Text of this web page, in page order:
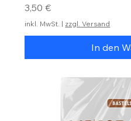
Preis
3,50 €
inkl. MwSt. | zzgl. Versand
In den